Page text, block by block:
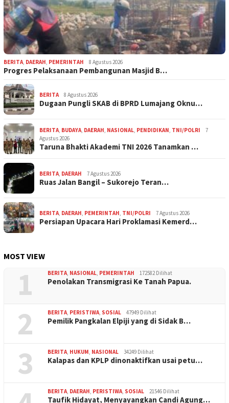
BERITA, DAERAH, PEMERINTAH 8 Agustus 2026
Progres Pelaksanaan Pembangunan Masjid B…
BERITA 8 Agustus 2026
Dugaan Pungli SKAB di BPRD Lumajang Oknu…
BERITA, BUDAYA, DAERAH, NASIONAL, PENDIDIKAN, TNI/POLRI
7
Agustus 2026
Taruna Bhakti Akademi TNI 2026 Tanamkan …
BERITA, DAERAH 7 Agustus 2026
Ruas Jalan Bangil – Sukorejo Teran…
BERITA, DAERAH, PEMERINTAH, TNI/POLRI 7 Agustus 2026
Persiapan Upacara Hari Proklamasi Kemerd…
MOST VIEW
1 BERITA, NASIONAL, PEMERINTAH 172582 Dilihat
Penolakan Transmigrasi Ke Tanah Papua.
2 BERITA, PERISTIWA, SOSIAL 47949 Dilihat
Pemilik Pangkalan Elpiji yang di Sidak B…
3 BERITA, HUKUM, NASIONAL 34249 Dilihat
Kalapas dan KPLP dinonaktifkan usai petu…
BERITA, DAERAH, PERISTIWA, SOSIAL 21546 Dilihat
Taufik Hidayat, Menyayangkan Candi Agung…